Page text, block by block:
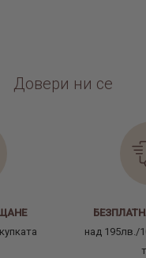
Довери ни се
над 195лв./